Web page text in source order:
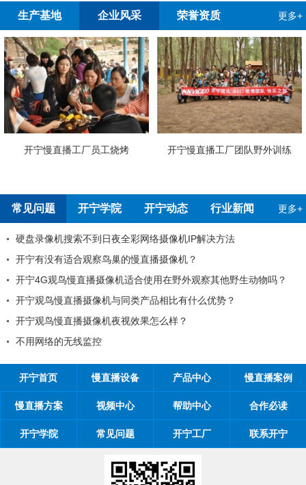
生产基地 企业风采 荣誉资质 更多+
慢直播工厂员工烧烤
开宁慢直播工厂团队野外训练
常见问题 开宁学院 开宁动态 行业新闻 更多+
像机搜索不到日夜全彩网络摄像机IP解决方法
没有适合观察鸟巢的慢直播摄像机？
观鸟慢直播摄像机适合使用在野外观察其他野生动物吗？
鸟慢直播摄像机与同类产品相比有什么优势？
鸟慢直播摄像机夜视效果怎么样？
络的无线监控
开宁首页 慢直播设备 产品中心 慢直播案例
慢直播方案 视频中心 帮助中心 合作必读
开宁学院 常见问题 开宁工厂 联系开宁